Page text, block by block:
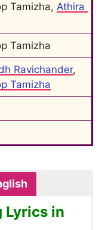
Tamizha, Athira
Tamizha
Ravichander
Tamizha
Lyrics in